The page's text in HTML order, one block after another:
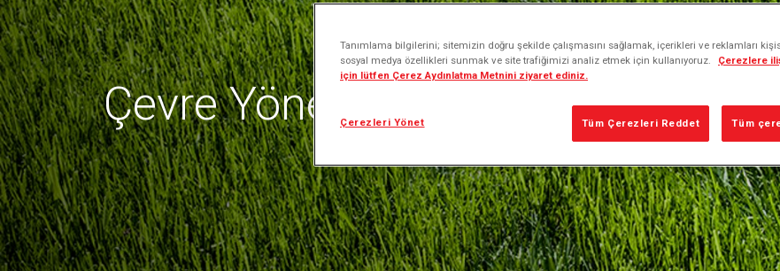
Çevre Yönetimi
Tanımlama bilgilerini; sitemizin doğru şekilde çalışmasını sağlamak, içerikleri ve reklamları
sosyal medya özellikleri sunmak ve site trafiğimizi analiz etmek için kullanıyoruz.
Çerezlere
için lütfen Çerez Aydınlatma Metnini ziyaret ediniz.
Tüm Çerezleri Reddet Tüm
Çerezleri Yönet